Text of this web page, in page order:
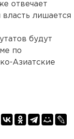
отвечает
лишается
будут
по
Азиатские